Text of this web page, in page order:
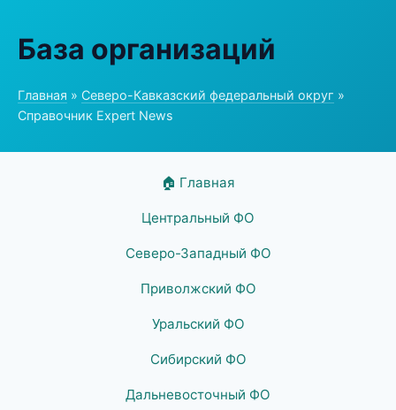
База организаций
Главная » Северо-Кавказский федеральный округ »
Справочник Expert News
🏠 Главная
Центральный ФО
Северо-Западный ФО
Приволжский ФО
Уральский ФО
Сибирский ФО
Дальневосточный ФО